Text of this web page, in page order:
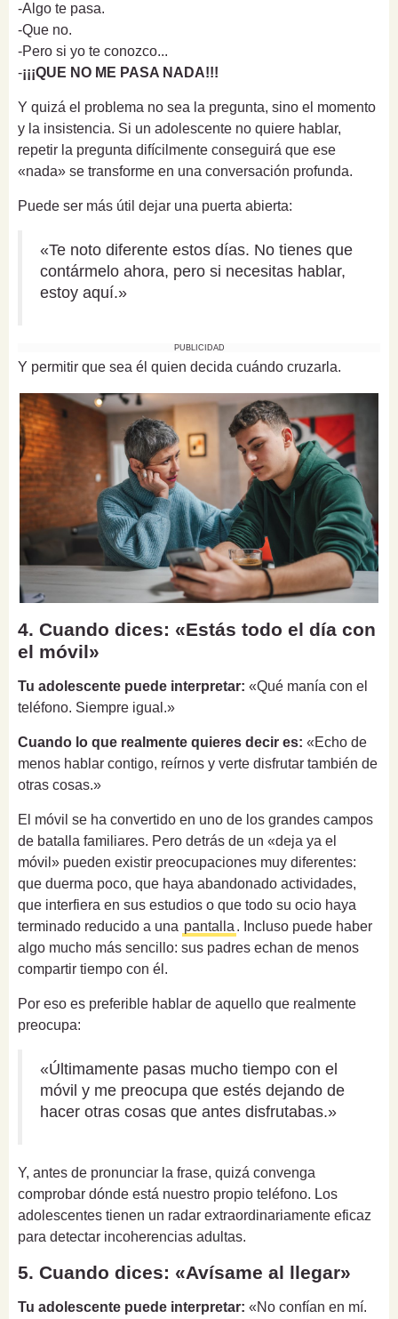
-Algo te pasa.
-Que no.
-Pero si yo te conozco...
-¡¡¡QUE NO ME PASA NADA!!!
Y quizá el problema no sea la pregunta, sino el momento
y la insistencia. Si un adolescente no quiere hablar,
repetir la pregunta difícilmente conseguirá que ese
«nada» se transforme en una conversación profunda.
Puede ser más útil dejar una puerta abierta:
«Te noto diferente estos días. No tienes que
contármelo ahora, pero si necesitas hablar,
estoy aquí.»
PUBLICIDAD
Y permitir que sea él quien decida cuándo cruzarla.
4. Cuando dices: «Estás todo el día con
el móvil»
Tu adolescente puede interpretar: «Qué manía con el
teléfono. Siempre igual.»
Cuando lo que realmente quieres decir es: «Echo de
menos hablar contigo, reírnos y verte disfrutar también de
otras cosas.»
El móvil se ha convertido en uno de los grandes campos
de batalla familiares. Pero detrás de un «deja ya el
móvil» pueden existir preocupaciones muy diferentes:
que duerma poco, que haya abandonado actividades,
que interfiera en sus estudios o que todo su ocio haya
terminado reducido a una pantalla . Incluso puede haber
algo mucho más sencillo: sus padres echan de menos
compartir tiempo con él.
Por eso es preferible hablar de aquello que realmente
preocupa:
«Últimamente pasas mucho tiempo con el
móvil y me preocupa que estés dejando de
hacer otras cosas que antes disfrutabas.»
Y, antes de pronunciar la frase, quizá convenga
comprobar dónde está nuestro propio teléfono. Los
adolescentes tienen un radar extraordinariamente eficaz
para detectar incoherencias adultas.
5. Cuando dices: «Avísame al llegar»
Tu adolescente puede interpretar: «No confían en mí.